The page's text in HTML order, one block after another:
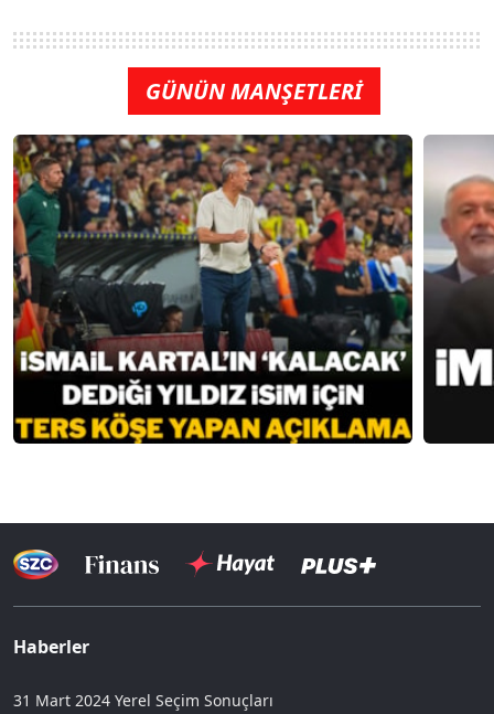
GÜNÜN MANŞETLERİ
Haberler
31 Mart 2024 Yerel Seçim Sonuçları